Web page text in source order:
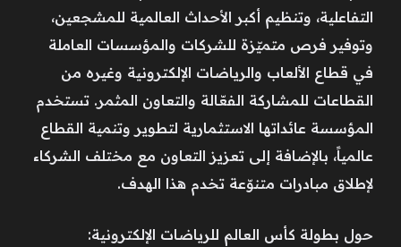
التفاعلية، وتنظيم أكبر الأحداث العالمية للمشجعين،
وتوفير فرص متميّزة للشركات والمؤسسات العاملة
في قطاع الألعاب والرياضات الإلكترونية وغيره من
القطاعات للمشاركة الفعّالة والتعاون المثمر. تستخدم
المؤسسة عائداتها الاستثمارية لتطوير وتنمية القطاع
عالمياً، بالإضافة إلى تعزيز التعاون مع مختلف الشركاء
لإطلاق مبادرات متنوّعة تخدم هذا الهدف.
حول بطولة كأس العالم للرياضات الإلكترونية: